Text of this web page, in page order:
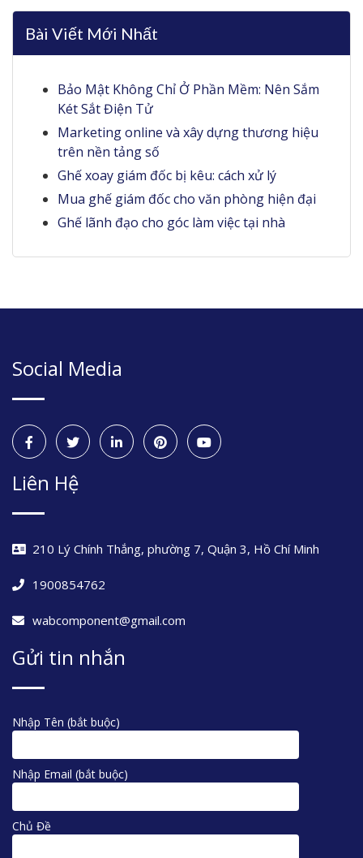
Bài Viết Mới Nhất
Bảo Mật Không Chỉ Ở Phần Mềm: Nên Sắm
Két Sắt Điện Tử
Marketing online và xây dựng thương hiệu
trên nền tảng số
Ghế xoay giám đốc bị kêu: cách xử lý
Mua ghế giám đốc cho văn phòng hiện đại
Ghế lãnh đạo cho góc làm việc tại nhà
Social Media
Liên Hệ
210 Lý Chính Thắng, phường 7, Quận 3, Hồ Chí Minh
1900854762
wabcomponent@gmail.com
Gửi tin nhắn
Nhập Tên (bắt buộc)
Nhập Email (bắt buộc)
Chủ Đề